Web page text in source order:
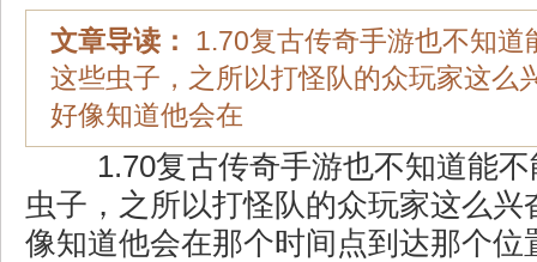
文章导读：
1.70复古传奇手游也不知道
这些虫子，之所以打怪队的众玩家这么
好像知道他会在
1.70复古传奇手游也不知道能不
虫子，之所以打怪队的众玩家这么兴
像知道他会在那个时间点到达那个位